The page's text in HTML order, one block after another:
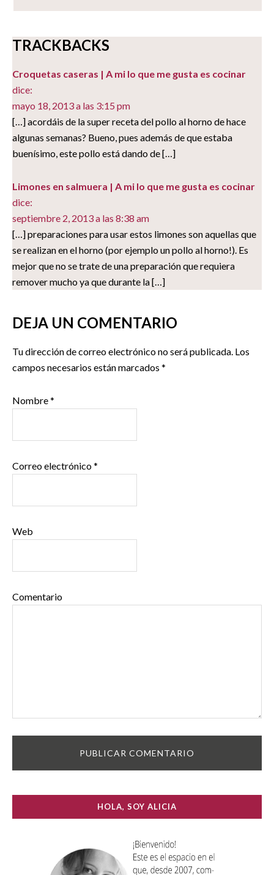
TRACKBACKS
Croquetas caseras | A mi lo que me gusta es cocinar
dice:
mayo 18, 2013 a las 3:15 pm
[…] acordáis de la super receta del pollo al horno de hace
algunas semanas? Bueno, pues además de que estaba
buenísimo, este pollo está dando de […]
Limones en salmuera | A mi lo que me gusta es cocinar
dice:
septiembre 2, 2013 a las 8:38 am
[…] preparaciones para usar estos limones son aquellas que
se realizan en el horno (por ejemplo un pollo al horno!). Es
mejor que no se trate de una preparación que requiera
remover mucho ya que durante la […]
DEJA UN COMENTARIO
Tu dirección de correo electrónico no será publicada. Los
campos necesarios están marcados *
Nombre*
Correo electrónico*
Web
Comentario
HOLA, SOY ALICIA